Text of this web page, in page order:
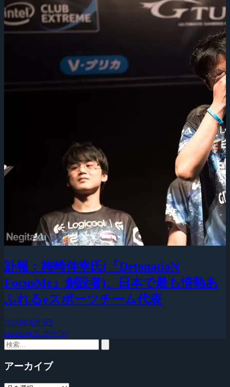
訃報：梅崎伸幸氏(『DetonatioN
FocusMe』創設者)、日本で最も情熱あ
ふれるeスポーツチーム代表
2026年8月3日
esports(eスポーツ)
アーカイブ